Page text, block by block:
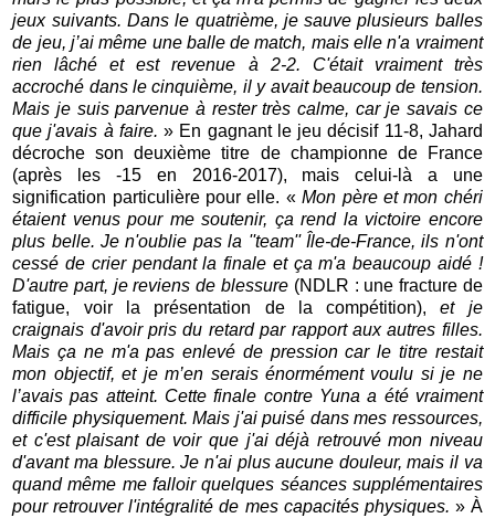
jeux suivants. Dans le quatrième, je sauve plusieurs balles
de jeu, j’ai même une balle de match, mais elle n'a vraiment
rien lâché et est revenue à 2-2. C'était vraiment très
accroché dans le cinquième, il y avait beaucoup de tension.
Mais je suis parvenue à rester très calme, car je savais ce
que j'avais à faire. » En gagnant le jeu décisif 11-8, Jahard
décroche son deuxième titre de championne de France
(après les -15 en 2016-2017), mais celui-là a une
signification particulière pour elle. «Mon père et mon chéri
étaient venus pour me soutenir, ça rend la victoire encore
plus belle. Je n'oublie pas la ''team'' Île-de-France, ils n'ont
cessé de crier pendant la finale et ça m'a beaucoup aidé !
D'autre part, je reviens de blessure (NDLR : une fracture de
fatigue, voir la présentation de la compétition), et je
craignais d'avoir pris du retard par rapport aux autres filles.
Mais ça ne m'a pas enlevé de pression car le titre restait
mon objectif, et je m’en serais énormément voulu si je ne
l’avais pas atteint. Cette finale contre Yuna a été vraiment
difficile physiquement. Mais j'ai puisé dans mes ressources,
et c'est plaisant de voir que j'ai déjà retrouvé mon niveau
d'avant ma blessure. Je n'ai plus aucune douleur, mais il va
quand même me falloir quelques séances supplémentaires
pour retrouver l'intégralité de mes capacités physiques. » À